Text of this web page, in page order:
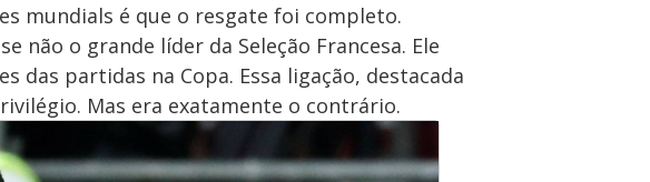
mundials é que o resgate foi completo.
não o grande líder da Seleção Francesa. Ele
das partidas na Copa. Essa ligação, destacada
Mas era exatamente o contrário.